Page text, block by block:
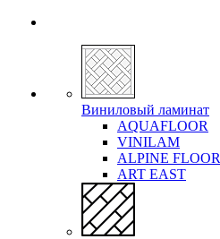
Виниловый ламинат
AQUAFLOOR
VINILAM
ALPINE FLOOR
ART EAST